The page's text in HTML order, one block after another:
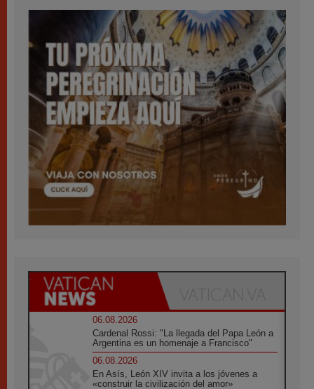
06.08.2026
Cardenal Rossi: "La llegada del Papa León a
Argentina es un homenaje a Francisco"
06.08.2026
En Asís, León XIV invita a los jóvenes a
«construir la civilización del amor»